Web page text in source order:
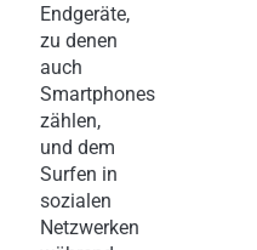
Endgeräte,
zu denen
auch
Smartphones
zählen,
und dem
Surfen in
sozialen
Netzwerken